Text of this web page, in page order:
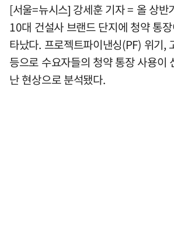
[서울=뉴시스] 강세훈 기자 = 올 상반
10대 건설사 브랜드 단지에 청약 통
타났다. 프로젝트파이낸싱(PF) 위기,
등으로 수요자들의 청약 통장 사용이
난 현상으로 분석됐다.